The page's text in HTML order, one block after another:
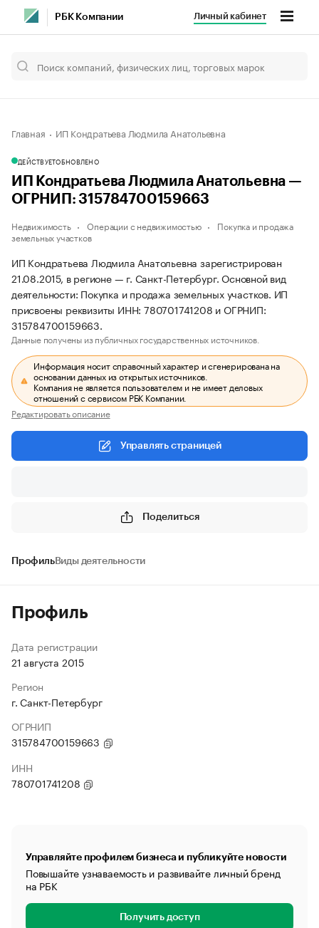
РБК Компании Личный кабинет
Главная ИП Кондратьева Людмила Анатольевна
ДЕЙСТВУЕТОБНОВЛЕНО
ИП Кондратьева Людмила Анатольевна —
ОГРНИП: 315784700159663
Недвижимость Операции с недвижимостью
Покупка и продажа
земельных участков
ИП Кондратьева Людмила Анатольевна зарегистрирован
21.08.2015, в регионе — г. Санкт-Петербург. Основной вид
деятельности: Покупка и продажа земельных участков. ИП
присвоены реквизиты ИНН: 780701741208 и ОГРНИП:
315784700159663.
Данные получены из публичных государственных источников.
Информация носит справочный характер и сгенерирована на
основании данных из открытых источников.
Компания не является пользователем и не имеет деловых
отношений с сервисом РБК Компании.
Редактировать описание
Управлять страницей
Поделиться
ПрофильВиды деятельности
Профиль
Дата регистрации
21 августа 2015
Регион
г. Санкт-Петербург
ОГРНИП
315784700159663
ИНН
780701741208
Управляйте профилем бизнеса и публикуйте новости
Повышайте узнаваемость и развивайте личный бренд
на РБК
Получить доступ